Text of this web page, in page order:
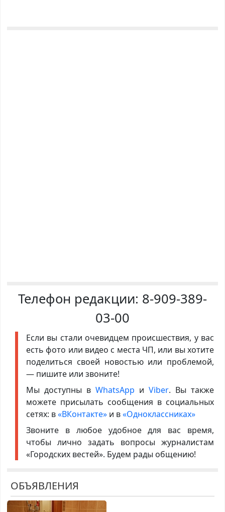
Телефон редакции: 8-909-389-
03-00
Если вы стали очевидцем происшествия, у вас
есть фото или видео с места ЧП, или вы хотите
поделиться своей новостью или проблемой,
— пишите или звоните!
Мы доступны в WhatsApp иViber. Вы также
можете присылать сообщения в социальных
сетях: в«ВКонтакте»и в«Одноклассниках»
Звоните в любое удобное для вас время,
чтобы лично задать вопросы журналистам
«Городских вестей». Будем рады общению!
ОБЪЯВЛЕНИЯ